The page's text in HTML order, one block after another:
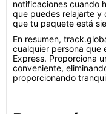
notificaciones cuando
que puedes relajarte y
que tu paquete está
En resumen,
cualquier persona que
Express. Proporciona
conveniente,
proporcionando